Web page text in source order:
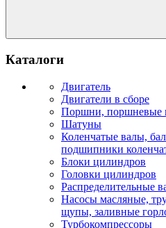
Каталоги
Двигатель
Двигатели в сборе
Поршни, поршневые
Шатуны
Коленчатые валы,
подшипники
Блоки цилиндров
Головки цилиндров
Распределительные
Насосы масляные,
щупы, заливные
Турбокомпрессоры